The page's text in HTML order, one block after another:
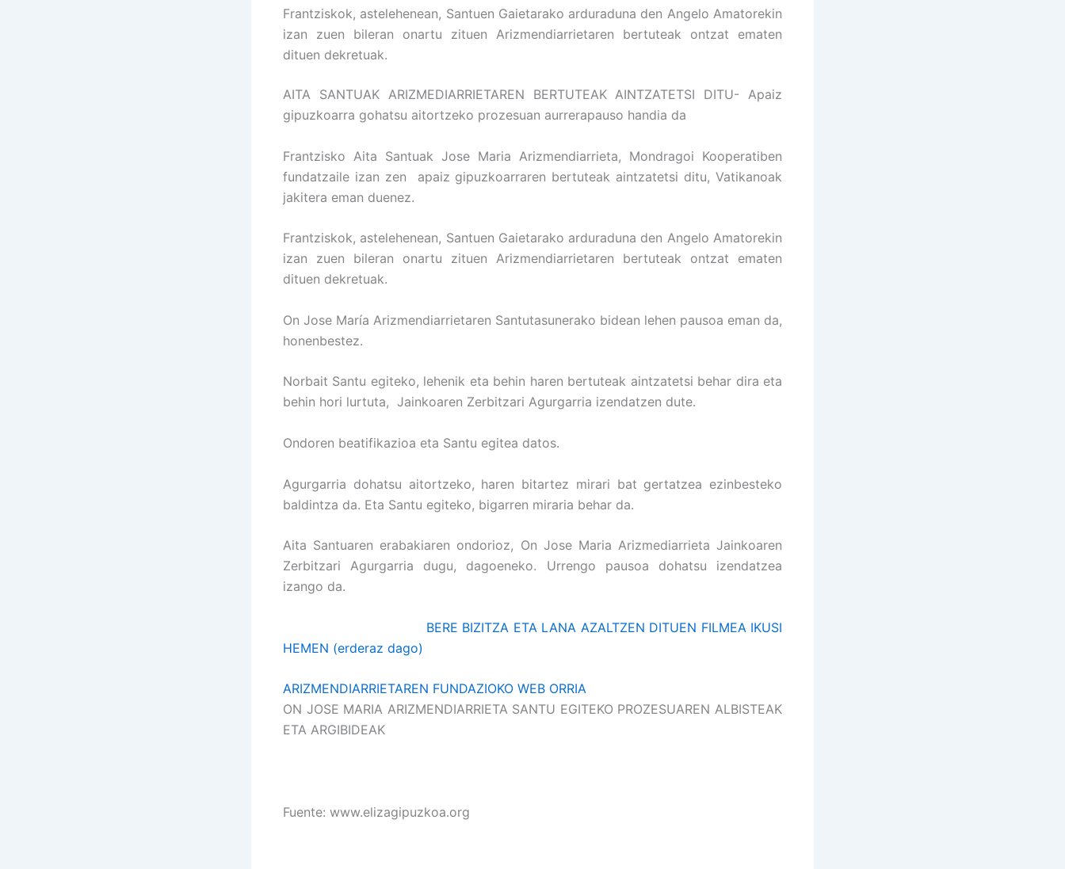
Frantziskok, astelehenean, Santuen Gaietarako arduraduna den Angelo Amatorekin
izan zuen bileran onartu zituen Arizmendiarrietaren bertuteak ontzat ematen
dituen dekretuak.
AITA SANTUAK ARIZMEDIARRIETAREN BERTUTEAK AINTZATETSI DITU- Apaiz
gipuzkoarra gohatsu aitortzeko prozesuan aurrerapauso handia da
Frantzisko Aita Santuak Jose Maria Arizmendiarrieta, Mondragoi Kooperatiben
fundatzaile izan zen apaiz gipuzkoarraren bertuteak aintzatetsi ditu, Vatikanoak
jakitera eman duenez.
Frantziskok, astelehenean, Santuen Gaietarako arduraduna den Angelo Amatorekin
izan zuen bileran onartu zituen Arizmendiarrietaren bertuteak ontzat ematen
dituen dekretuak.
On Jose María Arizmendiarrietaren Santutasunerako bidean lehen pausoa eman da,
honenbestez.
Norbait Santu egiteko, lehenik eta behin haren bertuteak aintzatetsi behar dira eta
behin hori lurtuta, Jainkoaren Zerbitzari Agurgarria izendatzen dute.
Ondoren beatifikazioa eta Santu egitea datos.
Agurgarria dohatsu aitortzeko, haren bitartez mirari bat gertatzea ezinbesteko
baldintza da. Eta Santu egiteko, bigarren miraria behar da.
Aita Santuaren erabakiaren ondorioz, On Jose Maria Arizmediarrieta Jainkoaren
Zerbitzari Agurgarria dugu, dagoeneko. Urrengo pausoa dohatsu izendatzea
izango da.
BERE BIZITZA ETA LANA AZALTZEN DITUEN FILMEA IKUSI
HEMEN (erderaz dago)
ARIZMENDIARRIETAREN FUNDAZIOKO WEB ORRIA
ON JOSE MARIA ARIZMENDIARRIETA SANTU EGITEKO PROZESUAREN ALBISTEAK
ETA ARGIBIDEAK
Fuente: www.elizagipuzkoa.org